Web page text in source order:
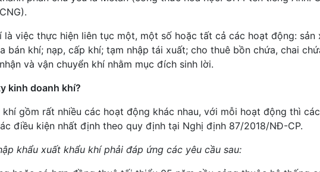
là việc thực hiện liên tục một, một số hoặc tất cả các hoạt động: sản
bán khí; nạp, cấp khí; tạm nhập tái xuất; cho thuê bồn chứa, chai
và vận chuyển khí nhằm mục đích sinh lời.
kinh doanh khí?
gồm rất nhiều các hoạt động khác nhau, với mỗi hoạt động thì
điều kiện nhất định theo quy định tại Nghị định 87/2018/NĐ-CP.
khẩu xuất khẩu khí phải đáp ứng các yêu cầu sau: